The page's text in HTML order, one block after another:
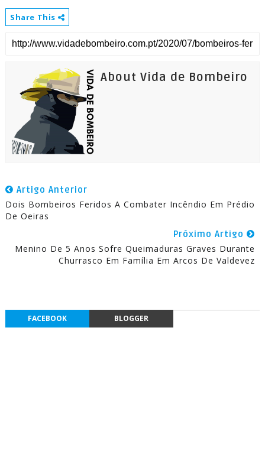
Share This
About Vida de Bombeiro
Artigo Anterior
Dois Bombeiros Feridos A Combater Incêndio Em Prédio
De Oeiras
Próximo Artigo
Menino De 5 Anos Sofre Queimaduras Graves Durante
Churrasco Em Família Em Arcos De Valdevez
FACEBOOK BLOGGER